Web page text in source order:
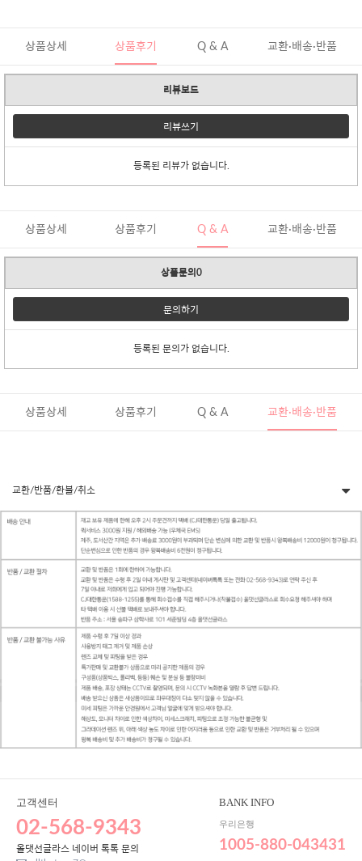
상품상세 상품후기 Q & A 교환·배송·반품
리뷰보드
리뷰쓰기
등록된 리뷰가 없습니다.
상품상세 상품후기 Q & A 교환·배송·반품
상품문의0
문의하기
등록된 문의가 없습니다.
상품상세 상품후기 Q & A 교환·배송·반품
교환/반품/환불/취소
고객센터
02-568-9343
올댓선글라스 네이버 톡톡 문의
BANK INFO
우리은행
1005-880-043431